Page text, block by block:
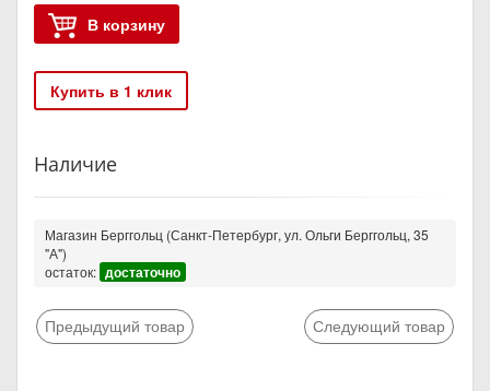
В корзину
Купить в 1 клик
Наличие
Магазин Берггольц (Санкт-Петербург, ул. Ольги Берггольц, 35
"А")
остаток: достаточно
Предыдущий товар Следующий товар